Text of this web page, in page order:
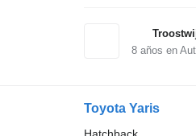
8años en
Toyota Yaris